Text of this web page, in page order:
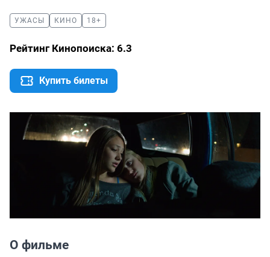
УЖАСЫ КИНО 18+
Рейтинг Кинопоиска: 6.3
Купить билеты
О фильме